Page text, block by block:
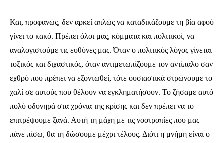
Και, προφανώς, δεν αρκεί απλώς να καταδικάζουμε τη βία αφού
γίνει το κακό. Πρέπει όλοι μας, κόμματα και πολιτικοί, να
αναλογιστούμε τις ευθύνες μας. Όταν ο πολιτικός λόγος γίνεται
τοξικός και διχαστικός, όταν αντιμετωπίζουμε τον αντίπαλο σαν
εχθρό που πρέπει να εξοντωθεί, τότε ουσιαστικά στρώνουμε το
χαλί σε αυτούς που θέλουν να εγκληματήσουν. Το ζήσαμε αυτό
πολύ οδυνηρά στα χρόνια της κρίσης και δεν πρέπει να το
επιτρέψουμε ξανά. Αυτή τη μάχη με τις νοοτροπίες που μας
πάνε πίσω, θα τη δώσουμε μέχρι τέλους. Διότι η μνήμη είναι ο